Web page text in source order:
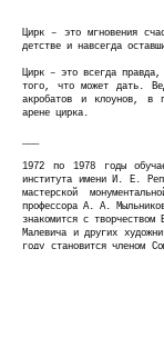
Цирк – это мгновения
детстве и навсегда
Цирк – это всегда
того, что может дать.
акробатов и клоунов, в
арене цирка.
1972 по 1978 годы
института имени И. Е.
мастерской
профессора А. А.
знакомится с
Малевича и других
году становится членом